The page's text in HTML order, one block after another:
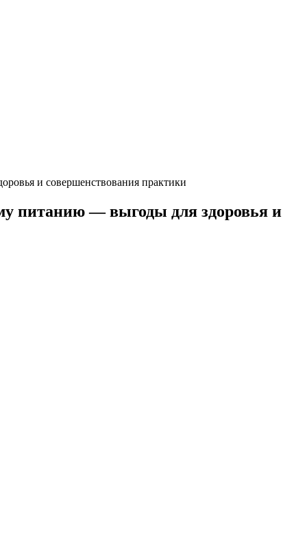
и совершенствования практики
питанию — выгоды для здоровья и